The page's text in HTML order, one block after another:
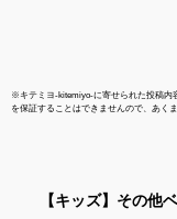
※キテミヨ-kitemiyo-に寄せられた投稿内
を保証することはできませんので、あく
【キッズ】 その他